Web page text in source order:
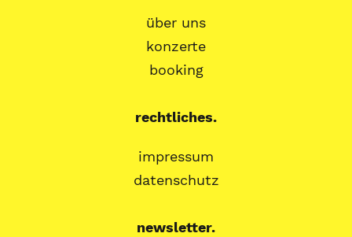
über uns
konzerte
booking
rechtliches.
impressum
datenschutz
newsletter.